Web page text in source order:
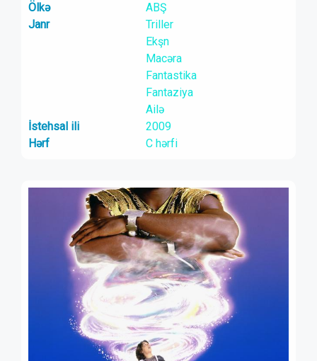
Ölkə
ABŞ
Janr
Triller
Ekşn
Macəra
Fantastika
Fantaziya
Ailə
İstehsal ili
2009
Hərf
C hərfi